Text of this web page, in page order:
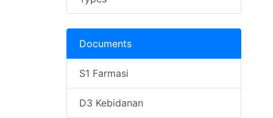
Documents
S1 Farmasi
D3 Kebidanan